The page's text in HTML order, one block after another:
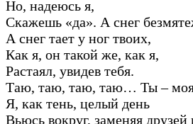
Но, надеюсь я,
Скажешь «да». А снег
А снег тает у ног твоих,
Как я, он такой же, как я,
Растаял, увидев тебя.
Таю, таю, таю, таю… Ты –
Я, как тень, целый день
Вьюсь вокруг, заменяя друзей